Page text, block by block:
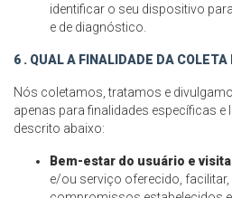
identificar o seu dispositivo
e de diagnóstico.
6 . QUAL A FINALIDADE DA
Nós coletamos, tratamos e
apenas para finalidades específicas
descrito abaixo:
Bem-estar do usuário e
e/ou serviço oferecido,